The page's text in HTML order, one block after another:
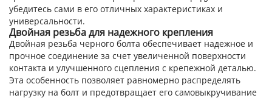
убедитесь сами в его отличных характеристиках и
универсальности.
Двойная резьба для надежного крепления
Двойная резьба черного болта обеспечивает надежное и
прочное соединение за счет увеличенной поверхности
контакта и улучшенного сцепления с крепежной деталью.
Эта особенность позволяет равномерно распределять
нагрузку на болт и предотвращает его самовыкручивание